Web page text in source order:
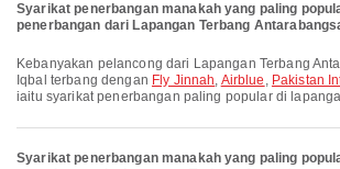
Syarikat penerbangan manakah yang paling
penerbangan dari Lapangan Terbang
Kebanyakan pelancong dari Lapangan Terbang Antarabangsa Allama
Iqbal terbang dengan Fly Jinnah, Airblue , Pakistan
iaitu syarikat penerbangan paling popular di
Syarikat penerbangan manakah yang paling